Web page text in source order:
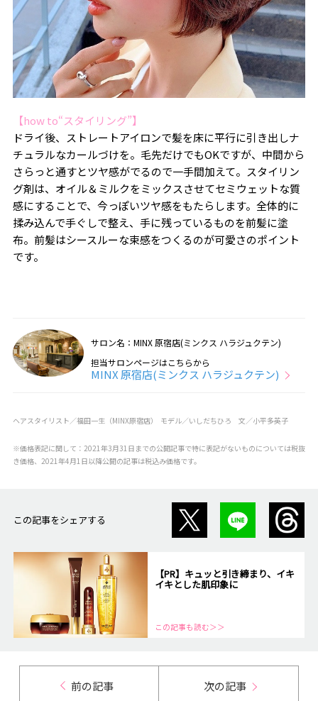
【how to“スタイリング”】
ドライ後、ストレートアイロンで髪を床に平行に引き出しナ
チュラルなカールづけを。毛先だけでもOKですが、中間から
さらっと通すとツヤ感がでるので一手間加えて。スタイリン
グ剤は、オイル＆ミルクをミックスさせてセミウェットな質
感にすることで、今っぽいツヤ感をもたらします。全体的に
揉み込んで手ぐしで整え、手に残っているものを前髪に塗
布。前髪はシースルーな束感をつくるのが可愛さのポイント
です。
サロン名：MINX 原宿店(ミンクス ハラジュクテン)
担当サロンページはこちらから
MINX 原宿店(ミンクス ハラジュクテン)
ヘアスタイリスト／福田一生（MINX原宿店） モデル／いしだちひろ 文／小平多英子
※価格表記に関して：2021年3月31日までの公開記事で特に表記がないものについては税抜
き価格、2021年4月1日以降公開の記事は税込み価格です。
この記事をシェアする
【PR】キュッと引き締まり、イキ
イキとした肌印象に
この記事も読む＞＞
前の記事 次の記事